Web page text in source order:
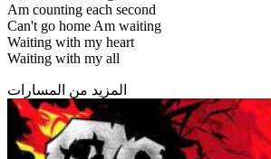
Am counting each second
Can't go home Am waiting
Waiting with my heart
Waiting with my all
المزيد من المسارات